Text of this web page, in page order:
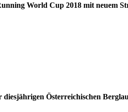
World Cup 2018 mit neuem
Österreichischen